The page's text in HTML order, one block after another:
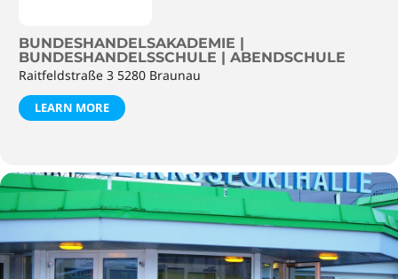
BUNDESHANDELSAKADEMIE |
BUNDESHANDELSSCHULE | ABENDSCHULE
Raitfeldstraße 3 5280 Braunau
LEARN MORE